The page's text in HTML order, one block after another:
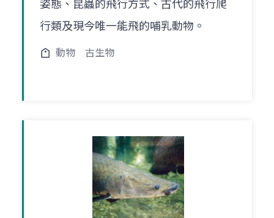
姿態、昆蟲的飛行方式、古代的飛行爬
行類及現今唯一能飛的哺乳動物。
動物 古生物